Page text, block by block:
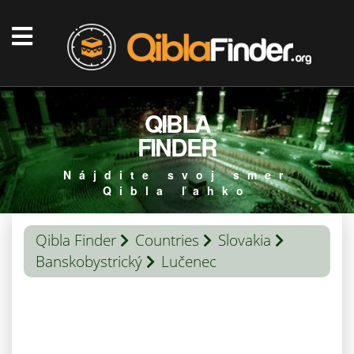
QIBLA
FINDER
Nájdite svoj smer
Qibla ľahko
Qibla Finder Countries
Slovakia
Banskobystrický
Lučenec